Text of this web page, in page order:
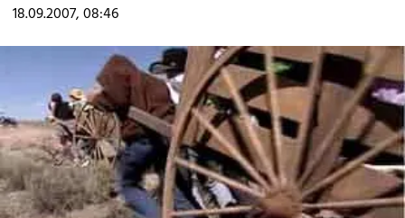
18.09.2007, 08:46